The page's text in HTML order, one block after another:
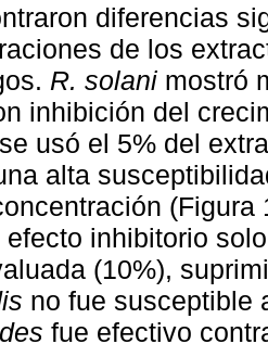
diferencias
de los
R. solani mostró
inhibición del
usó el 5% del
alta
efecto inhibitorio
(10%),
no fue susceptible
fue efectivo